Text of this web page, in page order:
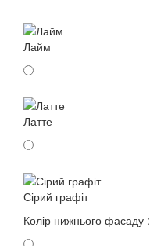
Лайм
Латте
Сірий графіт
Колір нижнього фасаду :